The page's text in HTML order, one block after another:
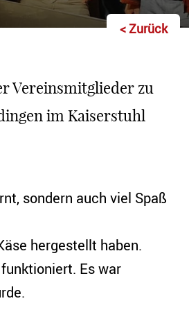
< Zurück
Vereinsmitglieder zu
im Kaiserstuhl
sondern auch viel Spaß
hergestellt haben.
Es war